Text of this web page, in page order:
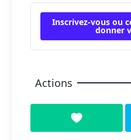
Inscrivez-vous ou
donner
Actions